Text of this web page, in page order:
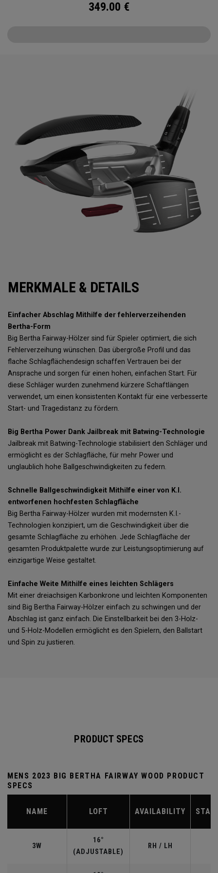
349.00 €
MERKMALE & DETAILS
Einfacher Abschlag Mithilfe der fehlerverzeihenden
Bertha-Form
Big Bertha Fairway-Hölzer sind für Spieler optimiert, die sich
Fehlerverzeihung wünschen. Das übergroße Profil und das
flache Schlagflächendesign schaffen Vertrauen bei der
Ansprache und sorgen für einen hohen, einfachen Start. Für
diese Schläger wurden zunehmend kürzere Schaftlängen
verwendet, um einen konsistenten Kontakt für eine verbesserte
Start- und Tragedistanz zu fördern.
Big Bertha Power Dank Jailbreak mit Batwing-Technologie
Jailbreak mit Batwing-Technologie stabilisiert den Schläger und
ermöglicht es der Schlagfläche, für mehr Power und
unglaublich hohe Ballgeschwindigkeiten zu federn.
Schnelle Ballgeschwindigkeit Mithilfe einer von K.I.
entworfenen hochfesten Schlagfläche
Big Bertha Fairway-Hölzer wurden mit modernsten K.I.-
Technologien konzipiert, um die Geschwindigkeit über die
gesamte Schlagfläche zu erhöhen. Jede Schlagfläche der
gesamten Produktpalette wurde zur Leistungsoptimierung auf
einzigartige Weise gestaltet.
Einfache Weite Mithilfe eines leichten Schlägers
Mit einer dreiachsigen Karbonkrone und leichten Komponenten
sind Big Bertha Fairway-Hölzer einfach zu schwingen und der
Abschlag ist ganz einfach. Die Einstellbarkeit bei den 3-Holz-
und 5-Holz-Modellen ermöglicht es den Spielern, den Ballstart
und Spin zu justieren.
PRODUCT SPECS
MENS 2023 BIG BERTHA FAIRWAY WOOD PRODUCT
SPECS
NAME LOFT AVAILABILITY
3W
16°
(ADJUSTABLE)
RH / LH